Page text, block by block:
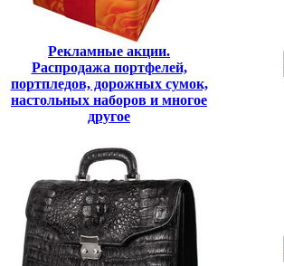
Рекламные акции.
Распродажа портфелей,
портпледов, дорожных сумок,
настольных наборов и многое
другое